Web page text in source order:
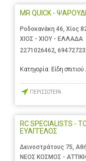
MR QUICK -
Ροδοκανάκη 46, Χίος
ΧΙΟΣ - ΧΙΟΥ - ΕΛΛΑΔΑ
2271026462,
Κατηγορία: Είδη
ΠΕΡΙΣΣΟΤΕΡΑ
RC SPECIALISTS -
ΕΥΑΓΓΕΛΟΣ
Δεινοστράτους 75,
ΝΕΟΣ ΚΟΣΜΟΣ -